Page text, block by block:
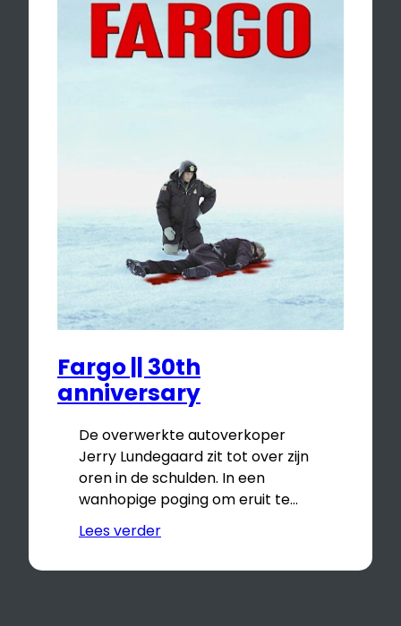
Fargo || 30th
anniversary
De overwerkte autoverkoper
Jerry Lundegaard zit tot over zijn
oren in de schulden. In een
wanhopige poging om eruit te…
Lees verder